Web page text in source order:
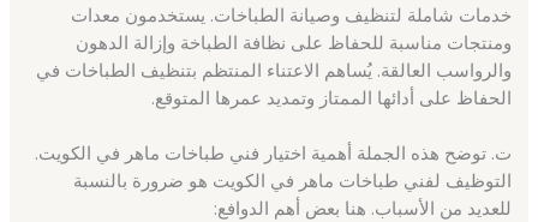
خدمات شاملة لتنظيف وصيانة الطباخات. يستخدمون معدات
ومنتجات مناسبة للحفاظ على نظافة الطباخة وإزالة الدهون
والرواسب العالقة. يُساهم الاعتناء المنتظم بتنظيف الطباخات في
الحفاظ على أدائها الممتاز وتمديد عمرها المتوقع.
ت. توضح هذه الجملة أهمية اختيار فني طباخات ماهر في الكويت.
التوظيف لفني طباخات ماهر في الكويت هو ضرورة بالنسبة
للعديد من الأسباب. هنا بعض أهم الدوافع: